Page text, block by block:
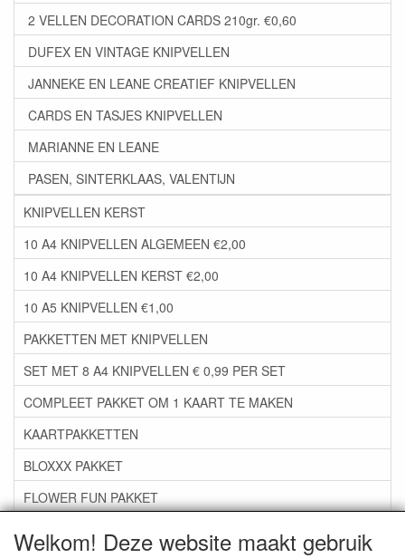
Welkom! Deze website maakt gebruik
2 VELLEN DECORATION CARDS 210gr. €0,60
DUFEX EN VINTAGE KNIPVELLEN
JANNEKE EN LEANE CREATIEF KNIPVELLEN
CARDS EN TASJES KNIPVELLEN
MARIANNE EN LEANE
PASEN, SINTERKLAAS, VALENTIJN
KNIPVELLEN KERST
10 A4 KNIPVELLEN ALGEMEEN €2,00
10 A4 KNIPVELLEN KERST €2,00
10 A5 KNIPVELLEN €1,00
PAKKETTEN MET KNIPVELLEN
SET MET 8 A4 KNIPVELLEN € 0,99 PER SET
COMPLEET PAKKET OM 1 KAART TE MAKEN
KAARTPAKKETTEN
BLOXXX PAKKET
FLOWER FUN PAKKET
***GROEP 06*** TAPE/LIJM SNIJMALLEN STEMPELS